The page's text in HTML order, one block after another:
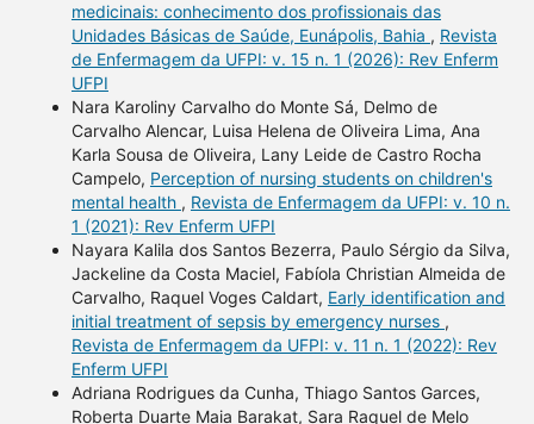
medicinais: conhecimento dos profissionais das
Unidades Básicas de Saúde, Eunápolis, Bahia , Revista
de Enfermagem da UFPI: v. 15 n. 1 (2026): Rev Enferm
UFPI
Nara Karoliny Carvalho do Monte Sá, Delmo de
Carvalho Alencar, Luisa Helena de Oliveira Lima, Ana
Karla Sousa de Oliveira, Lany Leide de Castro Rocha
Campelo, Perception of nursing students on children's
mental health , Revista de Enfermagem da UFPI: v. 10 n.
1 (2021): Rev Enferm UFPI
Nayara Kalila dos Santos Bezerra, Paulo Sérgio da Silva,
Jackeline da Costa Maciel, Fabíola Christian Almeida de
Carvalho, Raquel Voges Caldart, Early identification and
initial treatment of sepsis by emergency nurses ,
Revista de Enfermagem da UFPI: v. 11 n. 1 (2022): Rev
Enferm UFPI
Adriana Rodrigues da Cunha, Thiago Santos Garces,
Roberta Duarte Maia Barakat, Sara Raquel de Melo